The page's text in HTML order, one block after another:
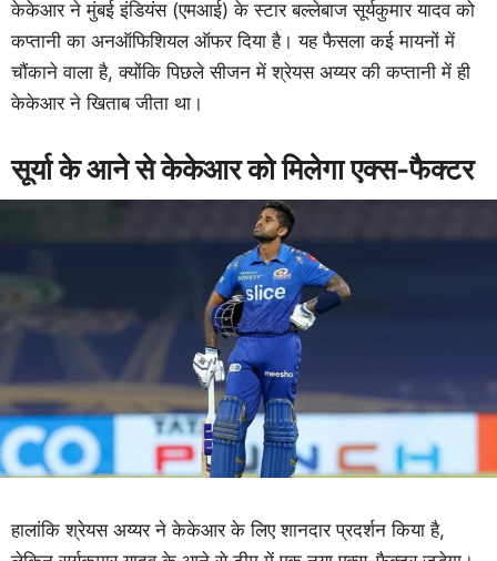
केकेआर ने मुंबई इंडियंस (एमआई) के स्टार बल्लेबाज सूर्यकुमार यादव को
कप्तानी का अनऑफिशियल ऑफर दिया है। यह फैसला कई मायनों में
चौंकाने वाला है, क्योंकि पिछले सीजन में श्रेयस अय्यर की कप्तानी में ही
केकेआर ने खिताब जीता था।
सूर्या के आने से केकेआर को मिलेगा एक्स-फैक्टर
हालांकि श्रेयस अय्यर ने केकेआर के लिए शानदार प्रदर्शन किया है,